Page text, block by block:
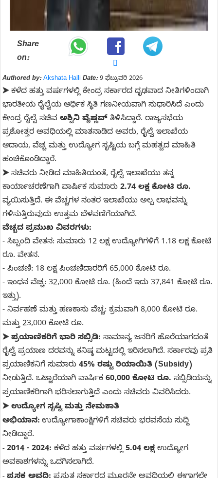
Share
on:
Authored by: Akshata Halli Date:9 ಫೆಬ್ರುವರಿ 2026
➤ ಕಳೆದ ಹತ್ತು ವರ್ಷಗಳಲ್ಲಿ ಕೇಂದ್ರ ಸರ್ಕಾರದ ದೃಢವಾದ ನೀತಿಗಳಿಂದಾಗಿ
ಭಾರತೀಯ ರೈಲ್ವೆಯ ಆರ್ಥಿಕ ಸ್ಥಿತಿ ಗಣನೀಯವಾಗಿ ಸುಧಾರಿಸಿದೆ ಎಂದು
ಕೇಂದ್ರ ರೈಲ್ವೆ ಸಚಿವ ಅಶ್ವಿನಿ ವೈಷ್ಣವ್ ತಿಳಿಸಿದ್ದಾರೆ. ರಾಜ್ಯಸಭೆಯ
ಪ್ರಶೋತ್ತರ ಅವಧಿಯಲ್ಲಿ ಮಾತನಾಡಿದ ಅವರು, ರೈಲ್ವೆ ಇಲಾಖೆಯ
ಆದಾಯ, ವೆಚ್ಚ ಮತ್ತು ಉದ್ಯೋಗ ಸೃಷ್ಟಿಯ ಬಗ್ಗೆ ಮಹತ್ವದ ಮಾಹಿತಿ
ಹಂಚಿಕೊಂಡಿದ್ದಾರೆ.
➤ ಸಚಿವರು ನೀಡಿದ ಮಾಹಿತಿಯಂತೆ, ರೈಲ್ವೆ ಇಲಾಖೆಯು ತನ್ನ
ಕಾರ್ಯಾಚರಣೆಗಾಗಿ ವಾರ್ಷಿಕ ಸುಮಾರು 2.74 ಲಕ್ಷ ಕೋಟಿ ರೂ.
ವ್ಯಯಿಸುತ್ತಿದೆ. ಈ ವೆಚ್ಚಗಳ ನಂತರ ಇಲಾಖೆಯು ಅಲ್ಪ ಲಾಭವನ್ನು
ಗಳಿಸುತ್ತಿರುವುದು ಉತ್ತಮ ಬೆಳವಣಿಗೆಯಾಗಿದೆ.
ವೆಚ್ಚದ ಪ್ರಮುಖ ವಿವರಗಳು:
- ಸಿಬ್ಬಂದಿ ವೇತನ: ಸುಮಾರು 12 ಲಕ್ಷ ಉದ್ಯೋಗಿಗಳಿಗೆ 1.18 ಲಕ್ಷ ಕೋಟಿ
ರೂ. ವೇತನ.
- ಪಿಂಚಣಿ: 18 ಲಕ್ಷ ಪಿಂಚಣಿದಾರರಿಗೆ 65,000 ಕೋಟಿ ರೂ.
- ಇಂಧನ ವೆಚ್ಚ: 32,000 ಕೋಟಿ ರೂ. (ಹಿಂದೆ ಇದು 37,841 ಕೋಟಿ ರೂ.
ಇತ್ತು).
- ನಿರ್ವಹಣೆ ಮತ್ತು ಹಣಕಾಸು ವೆಚ್ಚ: ಕ್ರಮವಾಗಿ 8,000 ಕೋಟಿ ರೂ.
ಮತ್ತು 23,000 ಕೋಟಿ ರೂ.
➤ ಪ್ರಯಾಣಿಕರಿಗೆ ಭಾರಿ ಸಬ್ಸಿಡಿ: ಸಾಮಾನ್ಯ ಜನರಿಗೆ ಹೊರೆಯಾಗದಂತೆ
ರೈಲ್ವೆ ಪ್ರಯಾಣ ದರವನ್ನು ಕನಿಷ್ಠ ಮಟ್ಟದಲ್ಲಿ ಇರಿಸಲಾಗಿದೆ. ಸರ್ಕಾರವು ಪ್ರತಿ
ಪ್ರಯಾಣಿಕನಿಗೆ ಸುಮಾರು 45% ರಷ್ಟು ರಿಯಾಯಿತಿ (Subsidy)
ನೀಡುತ್ತಿದೆ. ಒಟ್ಟಾರೆಯಾಗಿ ವಾರ್ಷಿಕ 60,000 ಕೋಟಿ ರೂ. ಸಬ್ಸಿಡಿಯನ್ನು
ಪ್ರಯಾಣಿಕರಿಗಾಗಿ ಭರಿಸಲಾಗುತ್ತಿದೆ ಎಂದು ಸಚಿವರು ವಿವರಿಸಿದರು.
➤ ಉದ್ಯೋಗ ಸೃಷ್ಟಿ ಮತ್ತು ನೇಮಕಾತಿ
ಅಭಿಯಾನ: ಉದ್ಯೋಗಾಕಾಂಕ್ಷಿಗಳಿಗೆ ಸಚಿವರು ಭರವಸೆಯ ಸುದ್ದಿ
ನೀಡಿದ್ದಾರೆ.
- 2014 - 2024: ಕಳೆದ ಹತ್ತು ವರ್ಷಗಳಲ್ಲಿ5.04 ಲಕ್ಷಉದ್ಯೋಗ
ಅವಕಾಶಗಳನ್ನು ಒದಗಿಸಲಾಗಿದೆ.
-